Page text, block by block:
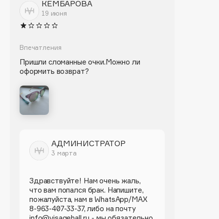
Biomed
Biorepair
Blanx
Blistex
Boadicea The Victorious
Bobbi Brown
BOOMSHOP
BORK
by TERRY
Byredo
КЕМБАРОВА
19 июня
Впечатления
Пришли сломанные очки.Можно ли
оформить возврат?
АДМИНИСТРАТОР
3 марта
Здравствуйте! Нам очень жаль,
что вам попался брак. Напишите,
пожалуйста, нам в WhatsApp/MAX
8-963-407-33-37, либо на почту